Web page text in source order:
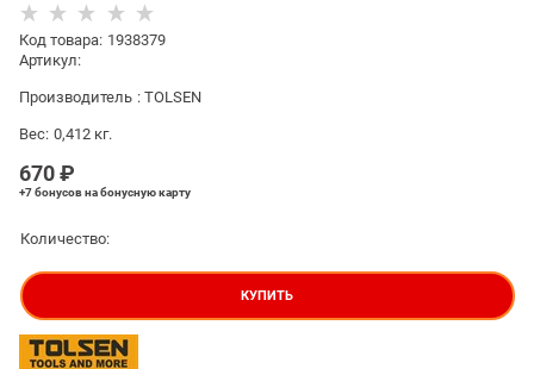
Код товара: 1938379
Артикул:
Производитель : TOLSEN
Вес: 0,412 кг.
670 ₽
+7 бонусовна бонусную карту
Количество:
КУПИТЬ